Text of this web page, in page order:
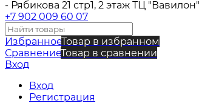
- Рябикова 21 стр1, 2 этаж ТЦ "Вавилон"
+7 902 009 60 07
ИзбранноеТовар в избранном
СравнениеТовар в сравнении
Вход
Вход
Регистрация